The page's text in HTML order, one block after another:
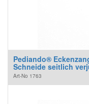
Pediando®
Schneide seitlich
Art-No 1763